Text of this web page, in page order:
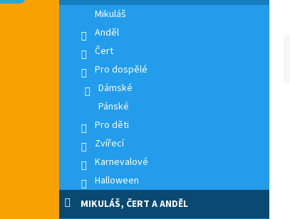
n
Mikuláš
Anděl
Čert
Pro dospělé
Dámské
Pánské
Pro děti
Zvířecí
Karnevalové
Halloween
MIKULÁŠ, ČERT A ANDĚL